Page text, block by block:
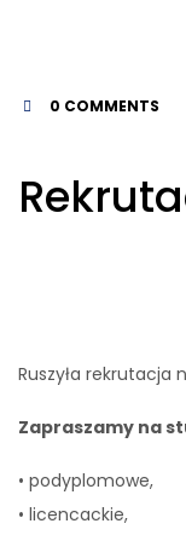
0 COMMENTS
Ruszyła rekrutacja
Zapraszamy na
• podyplomowe,
• licencackie,